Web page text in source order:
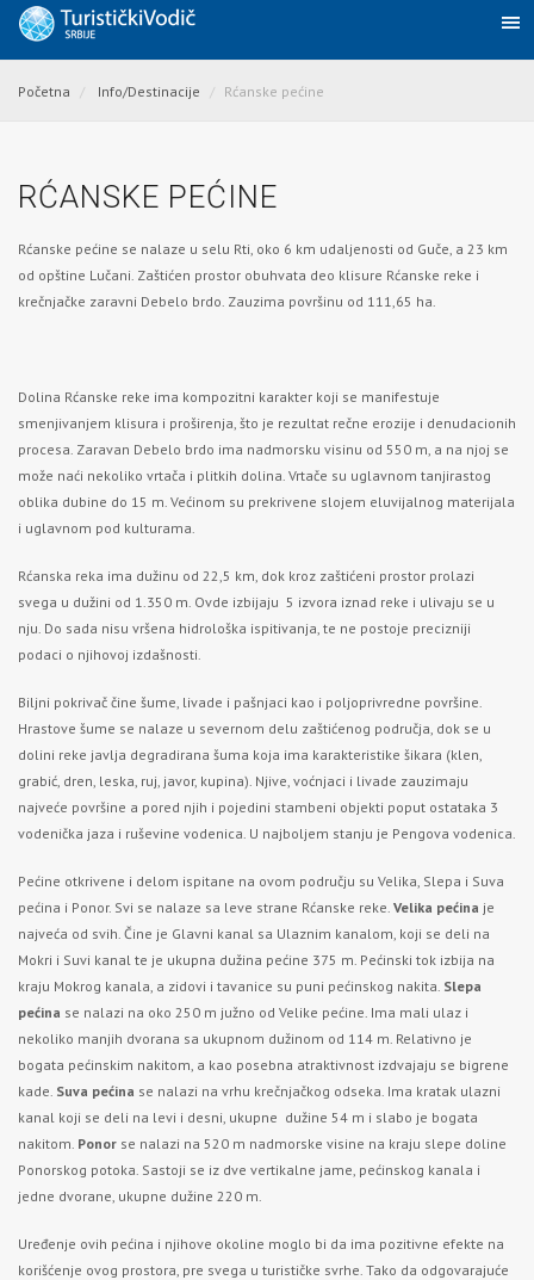
Početna Info/Destinacije Rćanske pećine
RĆANSKE PEĆINE
Rćanske pećine se nalaze u selu Rti, oko 6 km udaljenosti od Guče, a 23 km
od opštine Lučani. Zaštićen prostor obuhvata deo klisure Rćanske reke i
krečnjačke zaravni Debelo brdo. Zauzima površinu od 111,65 ha.
Dolina Rćanske reke ima kompozitni karakter koji se manifestuje
smenjivanjem klisura i proširenja, što je rezultat rečne erozije i denudacionih
procesa. Zaravan Debelo brdo ima nadmorsku visinu od 550 m, a na njoj se
može naći nekoliko vrtača i plitkih dolina. Vrtače su uglavnom tanjirastog
oblika dubine do 15 m. Većinom su prekrivene slojem eluvijalnog materijala
i uglavnom pod kulturama.
Rćanska reka ima dužinu od 22,5 km, dok kroz zaštićeni prostor prolazi
svega u dužini od 1.350 m. Ovde izbijaju 5 izvora iznad reke i ulivaju se u
nju. Do sada nisu vršena hidrološka ispitivanja, te ne postoje precizniji
podaci o njihovoj izdašnosti.
Biljni pokrivač čine šume, livade i pašnjaci kao i poljoprivredne površine.
Hrastove šume se nalaze u severnom delu zaštićenog područja, dok se u
dolini reke javlja degradirana šuma koja ima karakteristike šikara (klen,
grabić, dren, leska, ruj, javor, kupina). Njive, voćnjaci i livade zauzimaju
najveće površine a pored njih i pojedini stambeni objekti poput ostataka 3
vodenička jaza i ruševine vodenica. U najboljem stanju je Pengova vodenica.
Pećine otkrivene i delom ispitane na ovom području su Velika, Slepa i Suva
pećina i Ponor. Svi se nalaze sa leve strane Rćanske reke. Velika pećina je
najveća od svih. Čine je Glavni kanal sa Ulaznim kanalom, koji se deli na
Mokri i Suvi kanal te je ukupna dužina pećine 375 m. Pećinski tok izbija na
kraju Mokrog kanala, a zidovi i tavanice su puni pećinskog nakita. Slepa
pećina se nalazi na oko 250 m južno od Velike pećine. Ima mali ulaz i
nekoliko manjih dvorana sa ukupnom dužinom od 114 m. Relativno je
bogata pećinskim nakitom, a kao posebna atraktivnost izdvajaju se bigrene
kade. Suva pećina se nalazi na vrhu krečnjačkog odseka. Ima kratak ulazni
kanal koji se deli na levi i desni, ukupne dužine 54 m i slabo je bogata
nakitom. Ponor se nalazi na 520 m nadmorske visine na kraju slepe doline
Ponorskog potoka. Sastoji se iz dve vertikalne jame, pećinskog kanala i
jedne dvorane, ukupne dužine 220 m.
Uređenje ovih pećina i njihove okoline moglo bi da ima pozitivne efekte na
korišćenje ovog prostora, pre svega u turističke svrhe. Tako da odgovarajuće